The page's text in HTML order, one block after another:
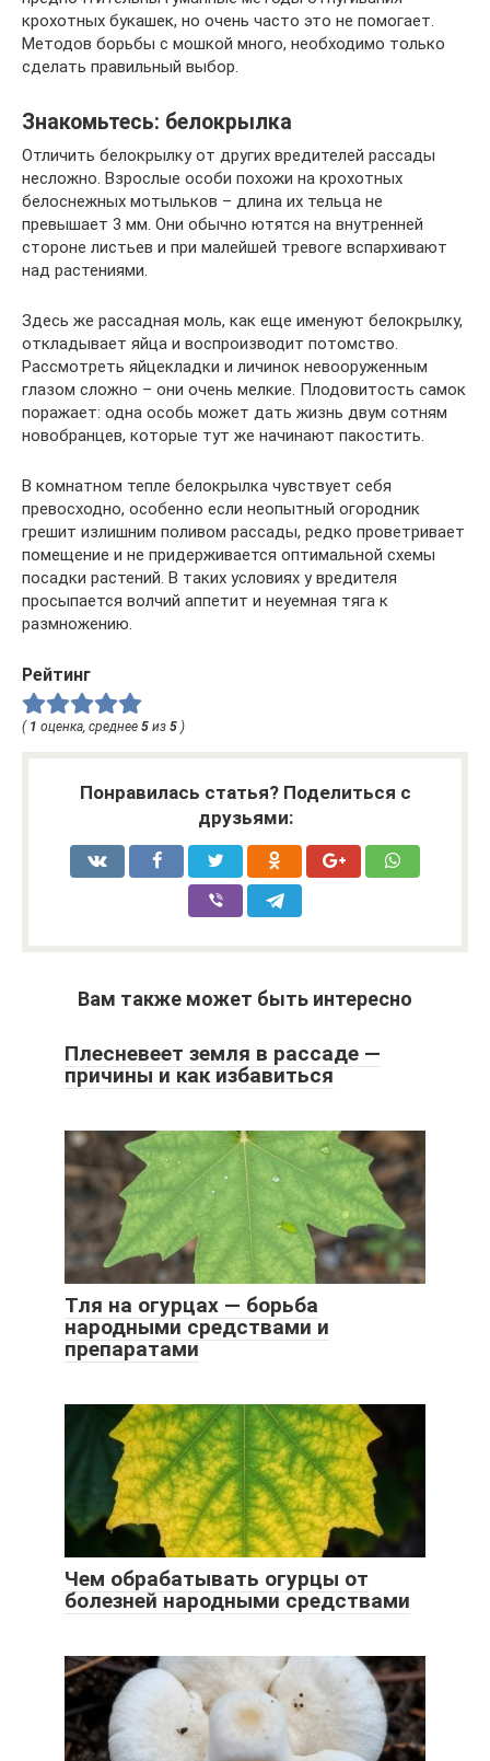
крохотных букашек, но очень часто это не помогает.
Методов борьбы с мошкой много, необходимо только
сделать правильный выбор.
Знакомьтесь: белокрылка
Отличить белокрылку от других вредителей рассады
несложно. Взрослые особи похожи на крохотных
белоснежных мотыльков – длина их тельца не
превышает 3 мм. Они обычно ютятся на внутренней
стороне листьев и при малейшей тревоге вспархивают
над растениями.
Здесь же рассадная моль, как еще именуют белокрылку,
откладывает яйца и воспроизводит потомство.
Рассмотреть яйцекладки и личинок невооруженным
глазом сложно – они очень мелкие. Плодовитость самок
поражает: одна особь может дать жизнь двум сотням
новобранцев, которые тут же начинают пакостить.
В комнатном тепле белокрылка чувствует себя
превосходно, особенно если неопытный огородник
грешит излишним поливом рассады, редко проветривает
помещение и не придерживается оптимальной схемы
посадки растений. В таких условиях у вредителя
просыпается волчий аппетит и неуемная тяга к
размножению.
Рейтинг
( 1 оценка, среднее 5 из 5 )
Понравилась статья? Поделиться с
друзьями:
Вам также может быть интересно
Плесневеет земля в рассаде —
причины и как избавиться
Тля на огурцах — борьба
народными средствами и
препаратами
Чем обрабатывать огурцы от
болезней народными средствами